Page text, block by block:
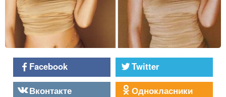
Facebook
Twitter
Вконтакте
Однокласники